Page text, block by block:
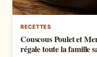
RECETTES
Couscous Poulet et
régale toute la famille